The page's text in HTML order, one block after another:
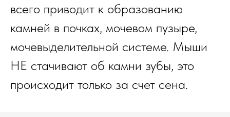
всего приводит к образованию
камней в почках, мочевом пузыре,
мочевыделительной системе. Мыши
НЕ стачивают об камни зубы, это
происходит только за счет сена.